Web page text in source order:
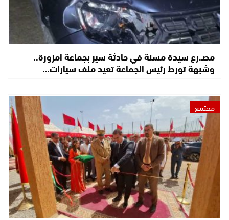
مصـ.رع سيدة مسنة في حادثة سير بجماعة امزورة..
وشبهة تورط رئيس الجماعة تعيد ملف سيارات…
مجتمع